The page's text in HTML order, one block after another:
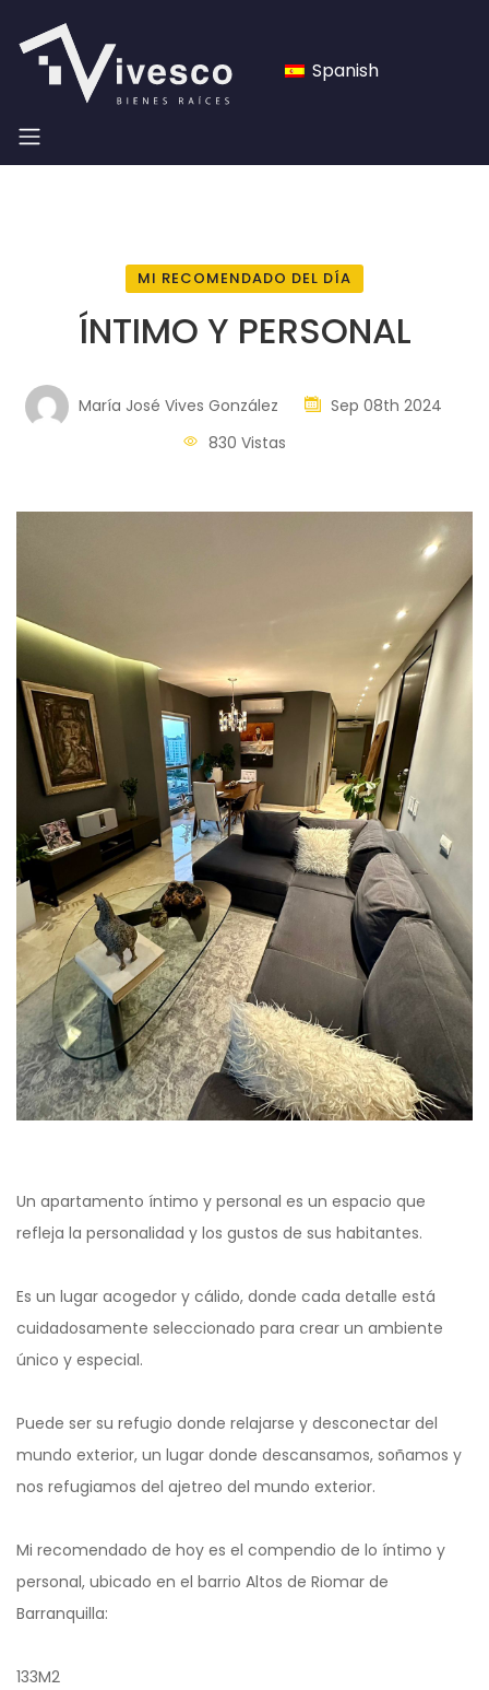
Spanish
MI RECOMENDADO DEL DÍA
ÍNTIMO Y PERSONAL
María José Vives González
Sep 08th 2024
830 Vistas
Un apartamento íntimo y personal es un espacio que
refleja la personalidad y los gustos de sus habitantes.
Es un lugar acogedor y cálido, donde cada detalle está
cuidadosamente seleccionado para crear un ambiente
único y especial.
Puede ser su refugio donde relajarse y desconectar del
mundo exterior, un lugar donde descansamos, soñamos y
nos refugiamos del ajetreo del mundo exterior.
Mi recomendado de hoy es el compendio de lo íntimo y
personal, ubicado en el barrio Altos de Riomar de
Barranquilla:
133M2